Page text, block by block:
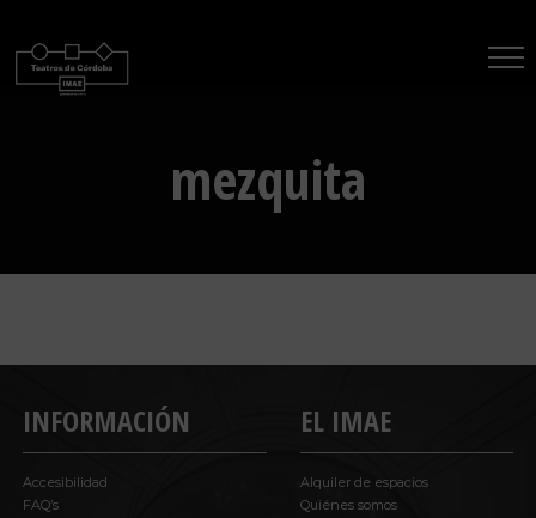
contenido
mezquita
INFORMACIÓN
Accesibilidad
FAQ’s
EL IMAE
Alquiler de espacios
Quiénes somos